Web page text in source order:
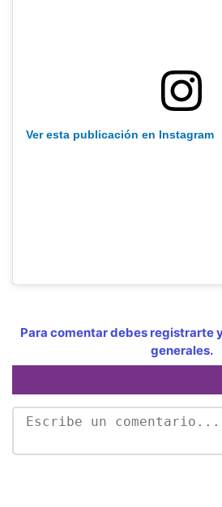
Ver esta publicación en Instagram
Para comentar debes registrarte
generales.